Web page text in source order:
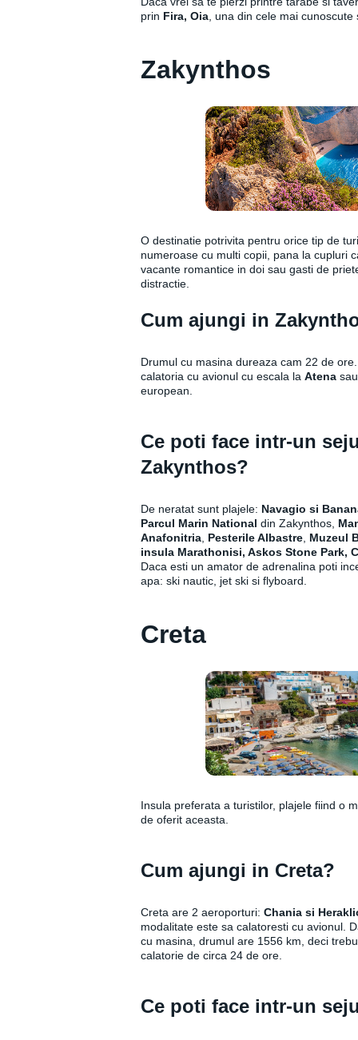
prin Fira, Oia, una din cele mai cunoscute
Zakynthos
O destinatie potrivita pentru orice tip de
numeroase cu multi copii, pana la cupluri
vacante romantice in doi sau gasti de
distractie.
Cum ajungi in
Drumul cu masina dureaza cam 22 de
calatoria cu avionul cu escala la Atenasau
european.
Ce poti face intr-un
Zakynthos?
De neratat sunt plajele: Navagio si
Parcul Marin National din Zakynthos,
Anafonitria, Pesterile Albastre, Muzeul
insula Marathonisi, Askos Stone Park,
Daca esti un amator de adrenalina poti
apa: ski nautic, jet ski si flyboard.
Creta
Insula preferata a turistilor, plajele fiind o
de oferit aceasta.
Cum ajungi in Creta?
Creta are 2 aeroporturi: Chania si
modalitate este sa calatoresti cu avionul.
cu masina, drumul are 1556 km, deci
calatorie de circa 24 de ore.
Ce poti face intr-un